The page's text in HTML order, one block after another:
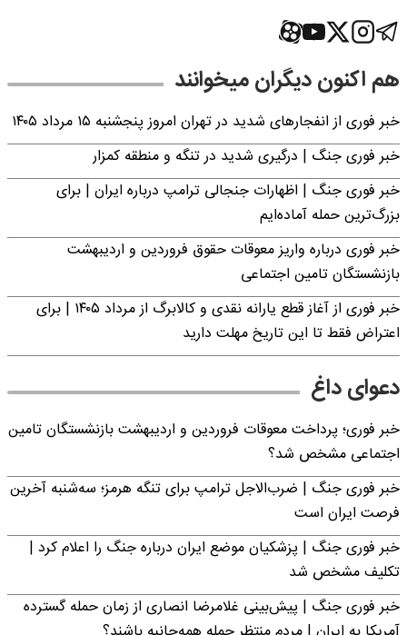
هم اکنون دیگران میخوانند
خبر فوری از انفجارهای شدید در تهران امروز پنجشنبه ۱۵ مرداد ۱۴۰۵
خبر فوری جنگ | درگیری شدید در تنگه و منطقه کمزار
خبر فوری جنگ | اظهارات جنجالی ترامپ درباره ایران | برای
بزرگ‌ترین حمله آماده‌ایم
خبر فوری درباره واریز معوقات حقوق فروردین و اردیبهشت
بازنشستگان تامین اجتماعی
خبر فوری از آغاز قطع یارانه نقدی و کالابرگ از مرداد ۱۴۰۵ | برای
اعتراض فقط تا این تاریخ مهلت دارید
دعوای داغ
خبر فوری؛ پرداخت معوقات فروردین و اردیبهشت بازنشستگان تامین
اجتماعی مشخص شد؟
خبر فوری جنگ | ضرب‌الاجل ترامپ برای تنگه هرمز؛ سه‌شنبه آخرین
فرصت ایران است
خبر فوری جنگ | پزشکیان موضع ایران درباره جنگ را اعلام کرد |
تکلیف مشخص شد
خبر فوری جنگ | پیش‌بینی غلامرضا انصاری از زمان حمله گسترده